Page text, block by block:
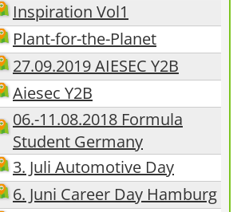
Inspiration Vol1
Plant-for-the-Planet
27.09.2019 AIESEC Y2B
Aiesec Y2B
06.-11.08.2018 Formula
Student Germany
3. Juli Automotive Day
6. Juni Career Day Hamburg